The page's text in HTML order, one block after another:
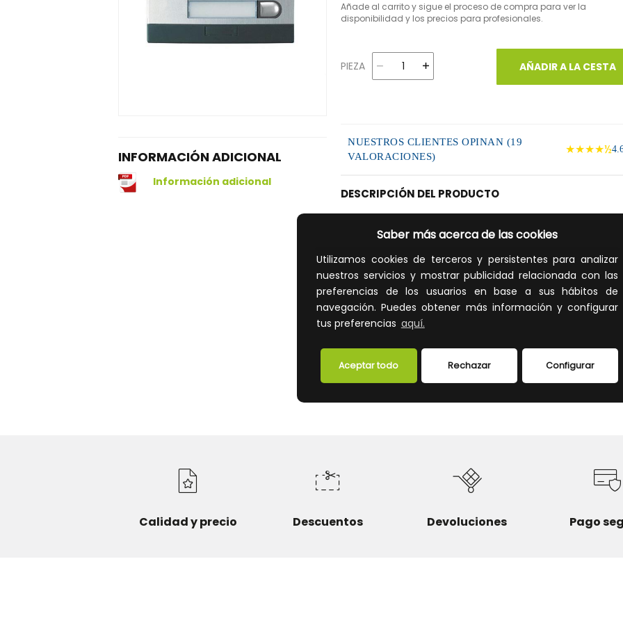
Saber más acerca de las cookies
Utilizamos cookies de terceros y persistentes para analizar
nuestros servicios y mostrar publicidad relacionada con las
preferencias de los usuarios en base a sus hábitos de
navegación. Puedes obtener más información y configurar
tus preferencias aquí.
Configurar
Rechazar
Aceptar todo
INFORMACIÓN ADICIONAL
Información adicional
Añade al carrito y sigue el proceso de compra para ver la
disponibilidad y los precios para profesionales.
PIEZA AÑADIR A LA CESTA
NUESTROS CLIENTES OPINAN (19
VALORACIONES)
★★★★½
DESCRIPCIÓN DEL PRODUCTO
Placa KIT Cityline CLASSIC 1L, que se instala en los accesos
edificio, y permite la comunicación con las viviendas, la
apertura de la puerta, llamada a conserje, etc. Las placas
están fabricadas en aluminio anodizado, de gran
a la intemperie y a cambios climáticos. Destaca el diseño
la placa por su perfil curvo convexo. Una junta de
estanqueidad de caucho celular que se incluye, asegura
perfecto acople de la placa a la pared, para evitar
baño de plata que les proporcionan mayor durabilidad.
FICHA TÉCNICA
Calidad y precio Descuentos Devoluciones Pago